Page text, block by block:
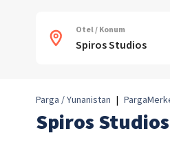
Otel / Konum
Parga / Yunanistan | Parga
Spiros Studios